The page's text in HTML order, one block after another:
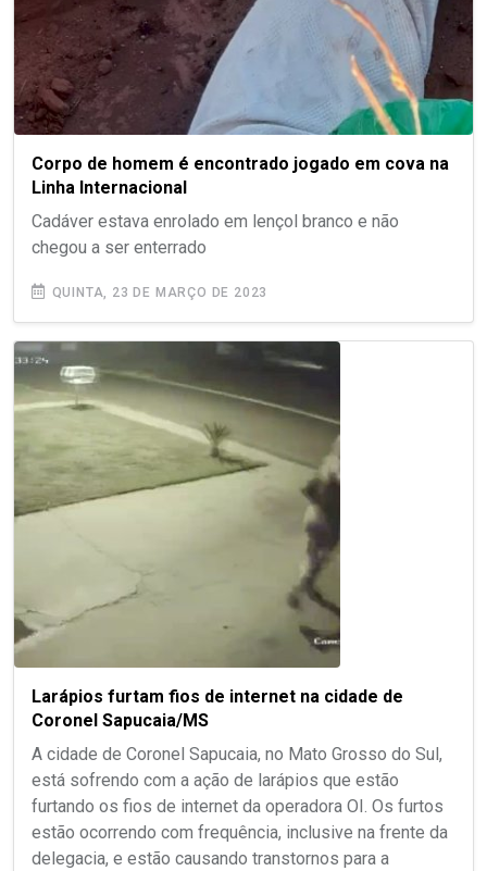
Corpo de homem é encontrado jogado em cova na
Linha Internacional
Cadáver estava enrolado em lençol branco e não
chegou a ser enterrado
QUINTA, 23 DE MARÇO DE 2023
Larápios furtam fios de internet na cidade de
Coronel Sapucaia/MS
A cidade de Coronel Sapucaia, no Mato Grosso do Sul,
está sofrendo com a ação de larápios que estão
furtando os fios de internet da operadora OI. Os furtos
estão ocorrendo com frequência, inclusive na frente da
delegacia, e estão causando transtornos para a